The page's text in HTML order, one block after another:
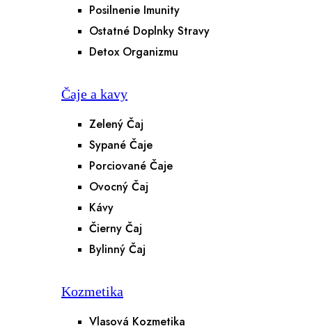
Posilnenie Imunity
Ostatné Doplnky Stravy
Detox Organizmu
Čaje a kavy
Zelený Čaj
Sypané Čaje
Porciované Čaje
Ovocný Čaj
Kávy
Čierny Čaj
Bylinný Čaj
Kozmetika
Vlasová Kozmetika